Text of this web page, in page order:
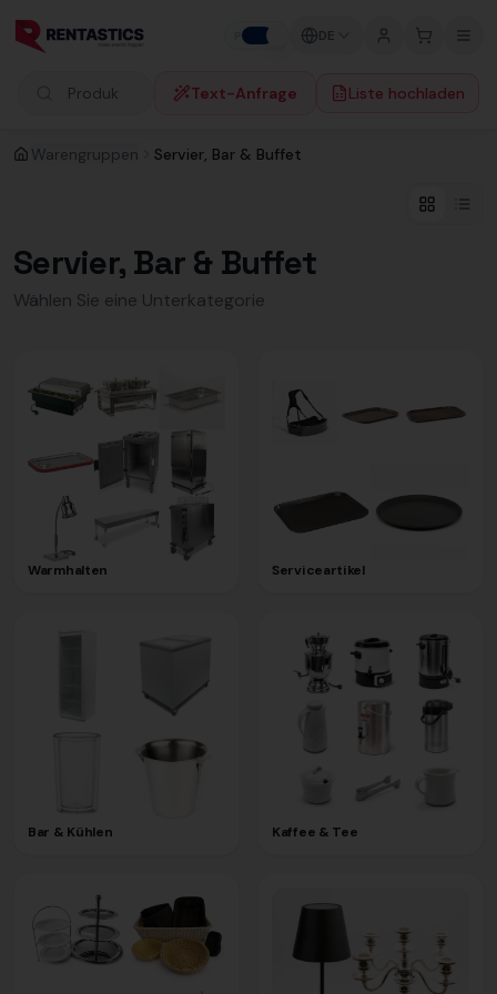
DE
Produkte suchen Text-Anfrage Liste hochladen
Warengruppen Servier, Bar & Buffet
Servier, Bar & Buffet
Wählen Sie eine Unterkategorie
Warmhalten Serviceartikel
Bar & Kühlen Kaffee & Tee